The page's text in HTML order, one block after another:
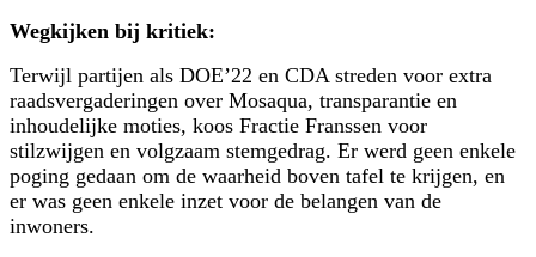
Wegkijken bij kritiek:
Terwijl partijen als DOE’22 en CDA streden voor extra
raadsvergaderingen over Mosaqua, transparantie en
inhoudelijke moties, koos Fractie Franssen voor
stilzwijgen en volgzaam stemgedrag. Er werd geen enkele
poging gedaan om de waarheid boven tafel te krijgen, en
er was geen enkele inzet voor de belangen van de
inwoners.